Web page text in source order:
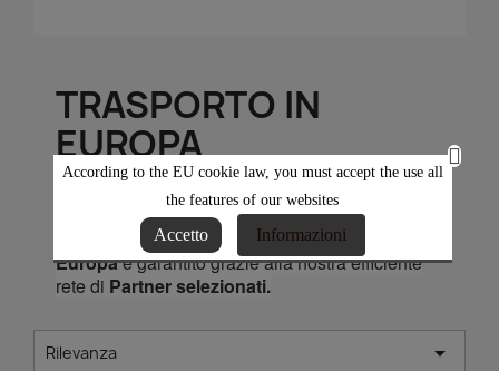
According to the EU cookie law, you must accept the use all
the features of our websites
Accetto Informazioni
TRASPORTO IN
EUROPA
Trasporti internazionali su strada con camion
telonati Il pronto ritiro della
Vostra merce (carico completo/FTL) in tutta
Europaè garantito grazie alla nostra efficiente
rete di Partner selezionati.
Rilevanza 